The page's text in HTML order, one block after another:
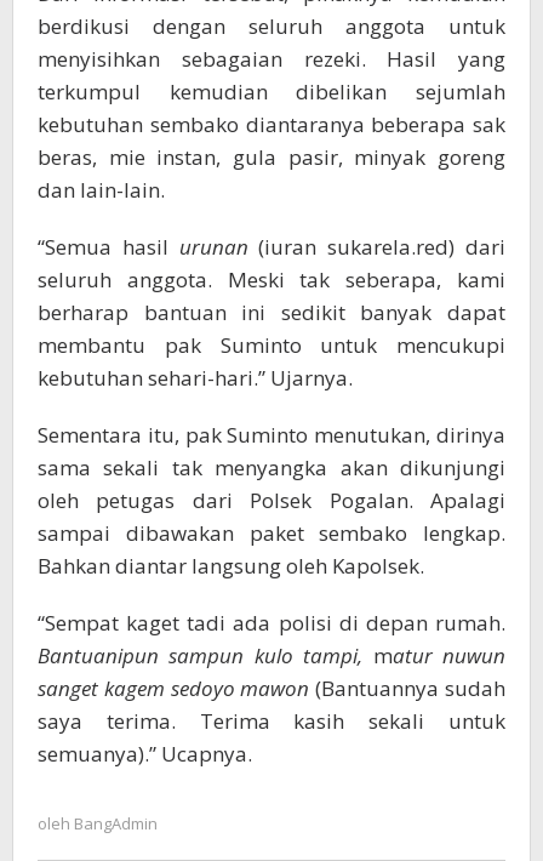
berdikusi dengan seluruh anggota untuk
menyisihkan sebagaian rezeki. Hasil yang
terkumpul kemudian dibelikan sejumlah
kebutuhan sembako diantaranya beberapa sak
beras, mie instan, gula pasir, minyak goreng
dan lain-lain.
“Semua hasil urunan (iuran sukarela.red) dari
seluruh anggota. Meski tak seberapa, kami
berharap bantuan ini sedikit banyak dapat
membantu pak Suminto untuk mencukupi
kebutuhan sehari-hari.” Ujarnya.
Sementara itu, pak Suminto menutukan, dirinya
sama sekali tak menyangka akan dikunjungi
oleh petugas dari Polsek Pogalan. Apalagi
sampai dibawakan paket sembako lengkap.
Bahkan diantar langsung oleh Kapolsek.
“Sempat kaget tadi ada polisi di depan rumah.
Bantuanipun sampun kulo tampi, matur nuwun
sanget kagem sedoyo mawon (Bantuannya sudah
saya terima. Terima kasih sekali untuk
semuanya).” Ucapnya.
oleh BangAdmin